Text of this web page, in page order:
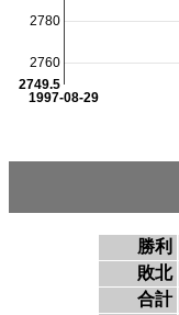
1997-08-29
2760
2780
2749.5
勝利
敗北
合計